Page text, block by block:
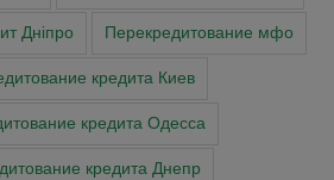
Дніпро Перекредитование мфо
кредита Киев
кредита Одесса
кредита Днепр